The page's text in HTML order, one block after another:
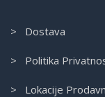
> Dostava
> Politika
> Lokacije